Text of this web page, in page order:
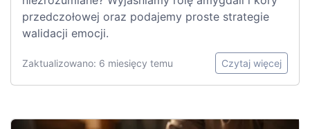
przedczołowej oraz podajemy proste strategie
walidacji emocji.
Zaktualizowano: 6 miesięcy temu Czytaj więcej